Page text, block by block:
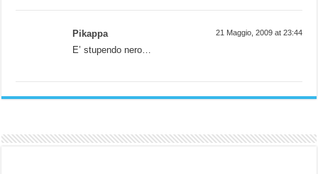
Pikappa 21 Maggio, 2009 at 23:44
E’ stupendo nero…